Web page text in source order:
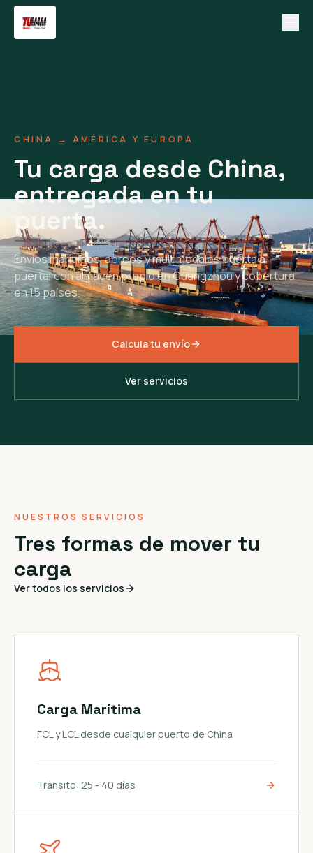
CHINA → AMÉRICA Y EUROPA
Tu carga desde China,
entregada en tu
puerta.
Envíos marítimos, aéreos y multimodales puerta a
puerta, con almacén propio en Guangzhou y cobertura
en 15 países.
Calcula tu envío
Ver servicios
NUESTROS SERVICIOS
Tres formas de mover tu
carga
Ver todos los servicios
Carga Marítima
FCL y LCL desde cualquier puerto de China
Tránsito: 25 - 40 días